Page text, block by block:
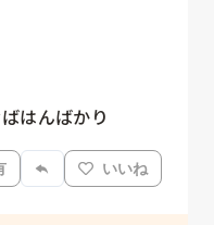
はんばかり
いいね